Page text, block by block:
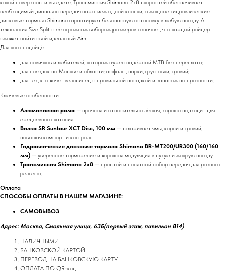
какой поверхности вы едете. Трансмиссия Shimano 2x8 скоростей обеспечивает
необходимый диапазон передач нажатием одной кнопки, а мощные гидравлические
дисковые тормоза Shimano гарантируют безопасную остановку в любую погоду. А
технология Size Split с её огромным выбором размеров означает, что каждый райдер
сможет найти свой идеальный Aim.
Для кого подойдёт
для новичков и любителей, которым нужен надёжный MTB без переплаты;
для поездок по Москве и области: асфальт, парки, грунтовки, гравий;
для тех, кто хочет велосипед с правильной посадкой и запасом по прочности.
Ключевые особенности
Алюминиевая рама — прочная и относительно лёгкая, хорошо подходит для
ежедневного катания.
Вилка SR Suntour XCT Disc, 100 мм — сглаживает ямы, корни и гравий,
повышая комфорт и контроль.
Гидравлические дисковые тормоза Shimano BR-MT200/UR300 (160/160
мм) — уверенное торможение и хорошая модуляция в сухую и мокрую погоду.
Трансмиссия Shimano 2x8 — простой и понятный набор передач для разного
рельефа.
Оплата
СПОСОБЫ ОПЛАТЫ В НАШЕМ МАГАЗИНЕ:
САМОВЫВОЗ
Адрес: Москва, Смольная улица, 63Б(первый этаж, павильон В14)
НАЛИЧНЫМИ
БАНКОВСКОЙ КАРТОЙ
ПЕРЕВОД НА БАНКОВСКУЮ КАРТУ
ОПЛАТА ПО QR-код